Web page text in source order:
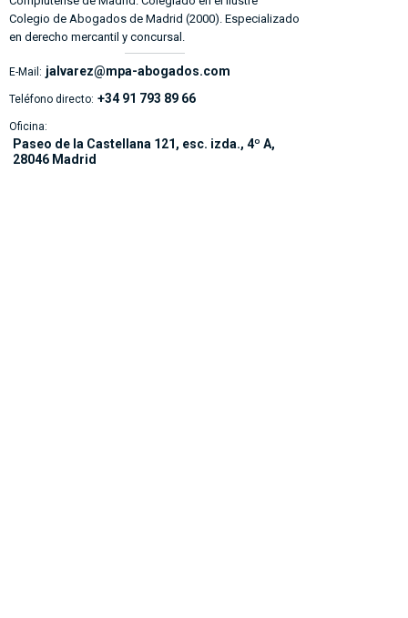
Colegio de Abogados de Madrid (2000). Especializado
en derecho mercantil y concursal.
E-Mail: jalvarez@mpa-abogados.com
Teléfono directo: +34 91 793 89 66
Oficina:
Paseo de la Castellana 121, esc. izda., 4º A,
28046 Madrid